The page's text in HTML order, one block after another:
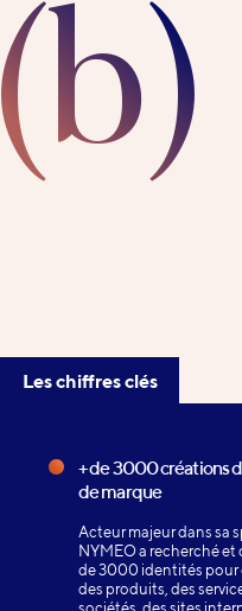
(b)
Les chiffres clés
chiffres+ de 3000 créations
de marque
Acteur majeur dans sa
NYMEO a recherché et
de 3000 identités pour
des produits, des